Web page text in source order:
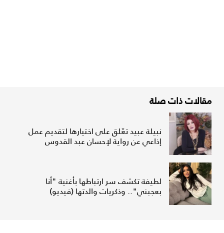
مقالات ذات صلة
نبيلة عبيد تعّلق على اختيارها لتقديم عمل
إذاعي عن رواية لإحسان عبد القدوس
لطيفة تكشف سر ارتباطها بأغنية "أنا
بعجبني".. وذكريات والدتها (فيديو)